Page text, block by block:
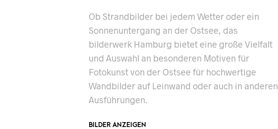
Ob Strandbilder bei jedem Wetter oder ein
Sonnenuntergang an der Ostsee, das
bilderwerk Hamburg bietet eine große Vielfalt
und Auswahl an besonderen Motiven für
Fotokunst von der Ostsee für hochwertige
Wandbilder auf Leinwand oder auch in anderen
Ausführungen.
BILDER ANZEIGEN